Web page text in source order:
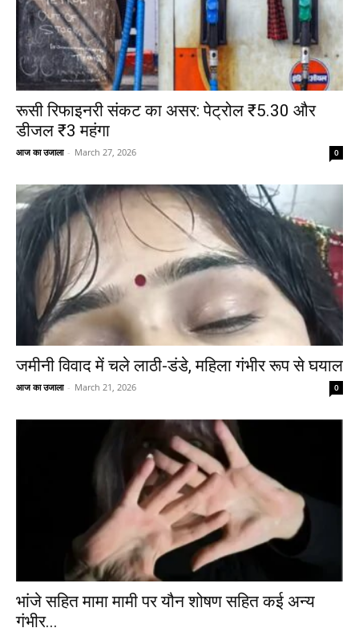
रूसी रिफाइनरी संकट का असर: पेट्रोल ₹5.30 और
डीजल ₹3 महंगा
आज का उजाला - March 27, 2026 0
जमीनी विवाद में चले लाठी-डंडे, महिला गंभीर रूप से घयाल
आज का उजाला - March 21, 2026 0
भांजे सहित मामा मामी पर यौन शोषण सहित कई अन्य
गंभीर...